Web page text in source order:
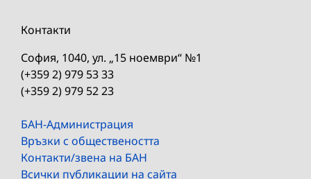
Контакти
София, 1040, ул. „15 ноември“ №1
(+359 2) 979 53 33
(+359 2) 979 52 23
БАН-Администрация
Връзки с обществеността
Контакти/звена на БАН
Всички публикации на сайта